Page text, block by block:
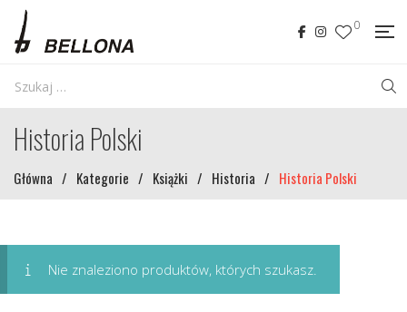
0
Historia Polski
Główna / Kategorie / Książki / Historia / Historia Polski
Nie znaleziono produktów, których szukasz.